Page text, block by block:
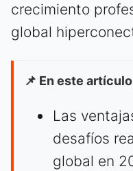
crecimiento
global
📌 En este
Las
desafíos
global en